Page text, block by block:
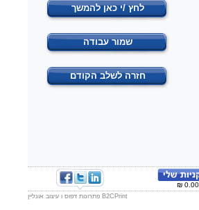
לחץ /י כאן להמשך
שמור עבודה
חזרה לשלב הקודם
B2CPrint פתרונות דפוס ו עיצוב אונליין